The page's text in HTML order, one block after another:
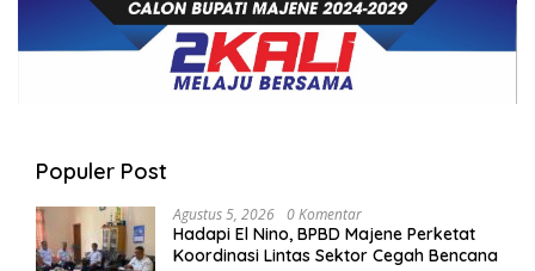
Populer Post
Agustus 5, 2026 0 Komentar
Hadapi El Nino, BPBD Majene Perketat
Koordinasi Lintas Sektor Cegah Bencana